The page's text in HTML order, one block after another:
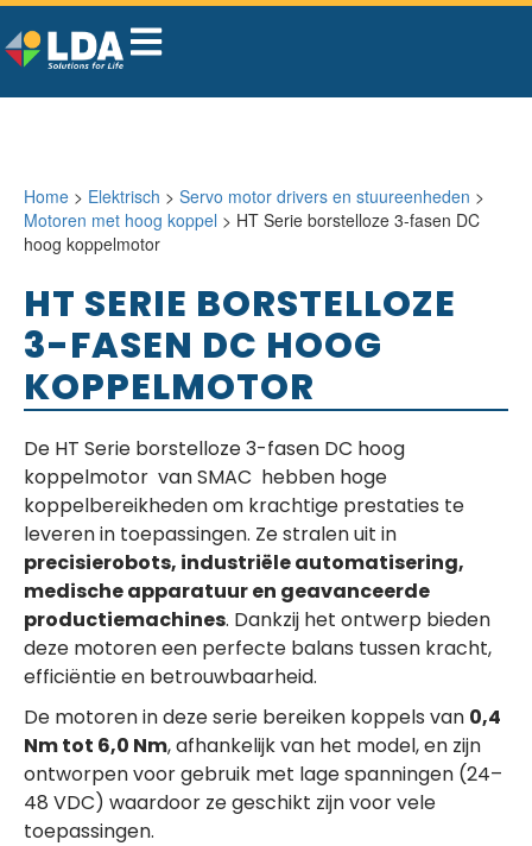
Home > Elektrisch > Servo motor drivers en stuureenheden >
Motoren met hoog koppel > HT Serie borstelloze 3-fasen DC
hoog koppelmotor
HT SERIE BORSTELLOZE
3-FASEN DC HOOG
KOPPELMOTOR
De HT Serie borstelloze 3-fasen DC hoog
koppelmotor van SMAC hebben hoge
koppelbereikheden om krachtige prestaties te
leveren in toepassingen. Ze stralen uit in
precisierobots, industriële automatisering,
medische apparatuur en geavanceerde
productiemachines. Dankzij het ontwerp bieden
deze motoren een perfecte balans tussen kracht,
efficiëntie en betrouwbaarheid.
De motoren in deze serie bereiken koppels van 0,4
Nm tot 6,0 Nm, afhankelijk van het model, en zijn
ontworpen voor gebruik met lage spanningen (24–
48 VDC) waardoor ze geschikt zijn voor vele
toepassingen.